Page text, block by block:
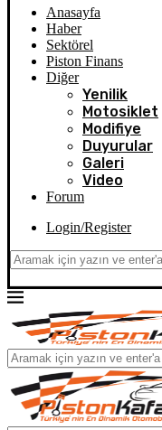
Anasayfa
Haber
Sektörel
Piston Finans
Diğer
Yenilik
Motosiklet
Modifiye
Duyurular
Galeri
Video
Forum
Login/Register